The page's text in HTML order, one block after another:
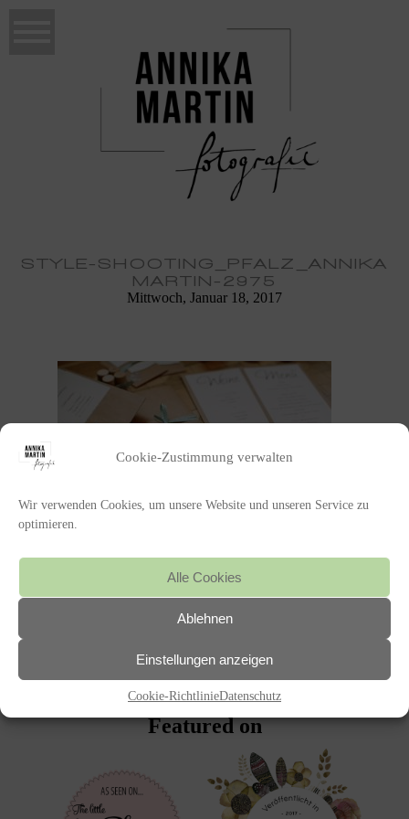
Cookie-Zustimmung verwalten
Wir verwenden Cookies, um unsere Website und unseren Service zu
optimieren.
Alle Cookies
Ablehnen
Einstellungen anzeigen
Cookie-RichtlinieDatenschutz
STYLE-SHOOTING_PFALZ_ANNIKA
MARTIN-2975
Mittwoch, Januar 18, 2017
«
EINE INSPIRATION FÜR
WINTERHOCHZEITEN
Featured on